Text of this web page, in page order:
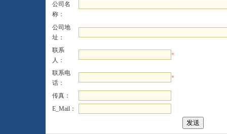
公司名
称：
公司地
址：
联系
人：
*
联系电
话：
*
传真：
E_Mail：